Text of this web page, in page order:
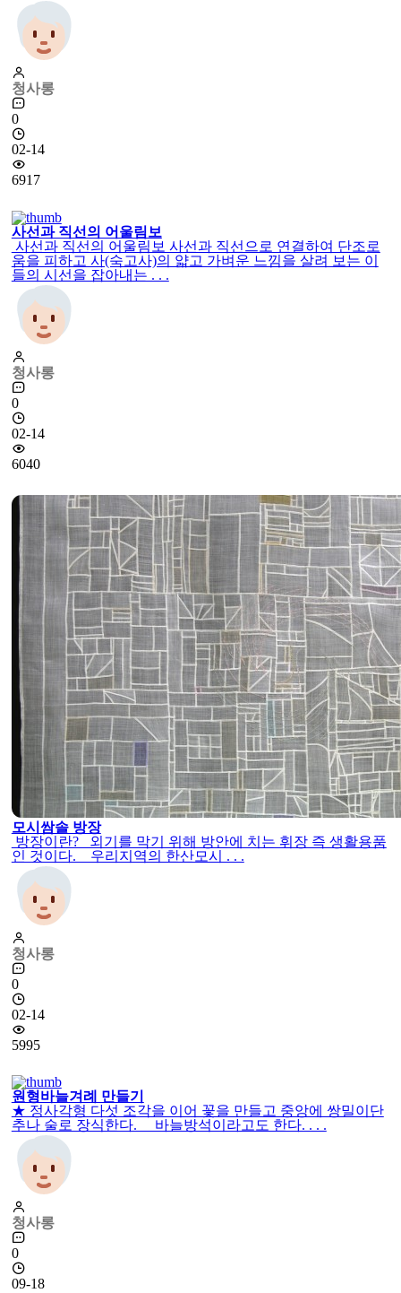
청사롱
0
02-14
6917
사선과 직선의 어울림보
사선과 직선의 어울림보 사선과 직선으로 연결하여 단조로
움을 피하고 사(숙고사)의 얇고 가벼운 느낌을 살려 보는 이
들의 시선을 잡아내는 . . .
청사롱
0
02-14
6040
모시쌈솔 방장
방장이란? 외기를 막기 위해 방안에 치는 휘장 즉 생활용품
인 것이다. 우리지역의 한산모시 . . .
청사롱
0
02-14
5995
원형바늘겨례 만들기
★ 정사각형 다섯 조각을 이어 꽃을 만들고 중앙에 쌍밀이단
추나 술로 장식한다. 바늘방석이라고도 한다. . . .
청사롱
0
09-18